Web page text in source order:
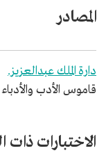
المصادر
دارة الملك عبدالعزيز.
قاموس الأدب والأدباء في
الاختبارات ذات